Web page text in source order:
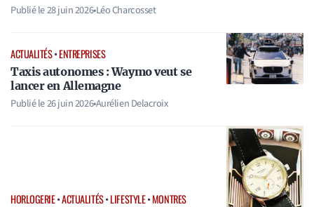
Publié le28 juin 2026•Léo Charcosset
ACTUALITÉS•ENTREPRISES
Taxis autonomes : Waymo veut se
lancer en Allemagne
Publié le26 juin 2026•Aurélien Delacroix
HORLOGERIE•ACTUALITÉS•LIFESTYLE•MONTRES